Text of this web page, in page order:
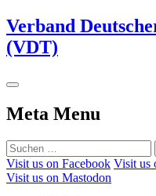
Verband
(VDT)
Meta Menu
Visit us on Facebook Visit us
Visit us on Mastodon